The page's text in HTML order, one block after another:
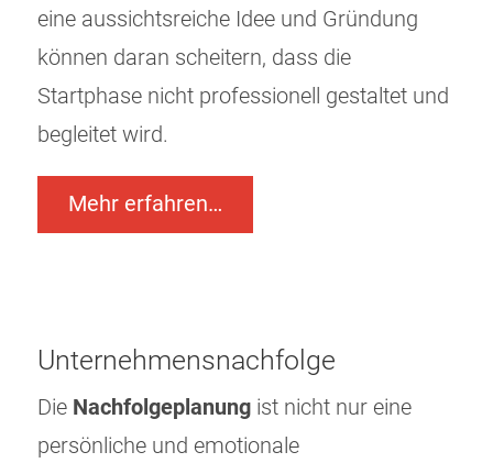
eine aussichtsreiche Idee und Gründung
können daran scheitern, dass die
Startphase nicht professionell gestaltet und
begleitet wird.
Mehr erfahren…
Unternehmensnachfolge
Die Nachfolgeplanung ist nicht nur eine
persönliche und emotionale